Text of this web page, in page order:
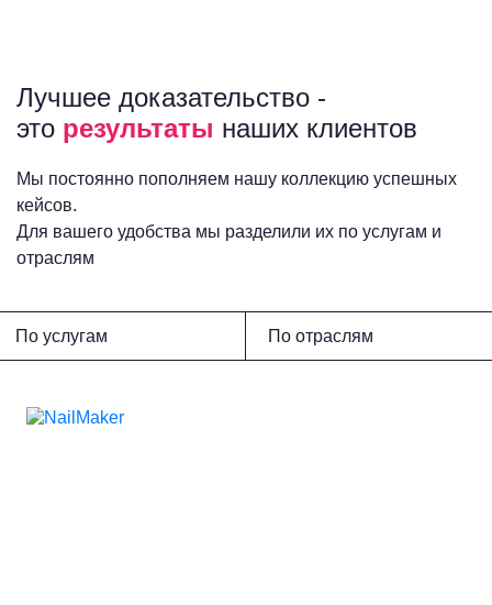
Лучшее доказательство -
это результаты наших клиентов
Мы постоянно пополняем нашу коллекцию успешных
кейсов.
Для вашего удобства мы разделили их по услугам и
отраслям
По услугам По отраслям